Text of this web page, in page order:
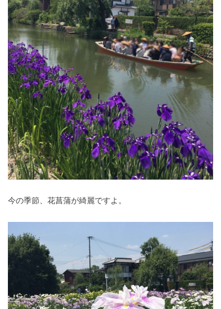
今の季節、花菖蒲が綺麗ですよ。